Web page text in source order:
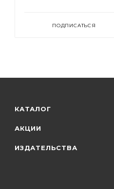
ПОДПИСАТЬСЯ
КАТАЛОГ
АКЦИИ
ИЗДАТЕЛЬСТВА